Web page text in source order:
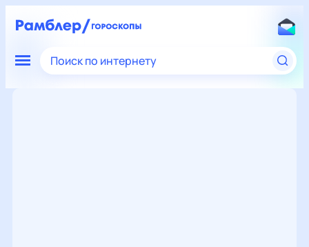
Поиск по интернету